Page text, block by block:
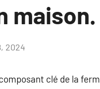
maison.
2024
clé de la